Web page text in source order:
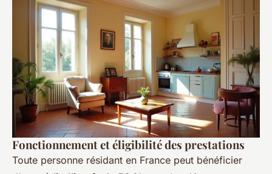
Fonctionnement et éligibilité des prestations
Toute personne résidant en France peut bénéficier